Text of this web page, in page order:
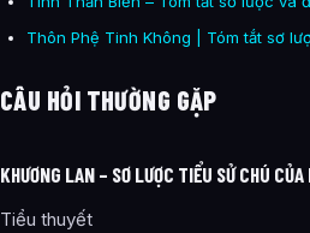
Thôn Phệ Tinh Không | Tóm tắt sơ
CÂU HỎI THƯỜNG GẶP
KHƯƠNG LAN – SƠ LƯỢC TIỂU SỬ CHÚ
Tiểu thuyết